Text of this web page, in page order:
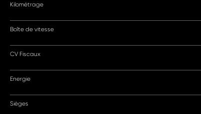
Kilométrage
Boîte de vitesse
CV Fiscaux
Energie
Sièges